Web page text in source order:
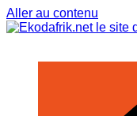
Aller au contenu